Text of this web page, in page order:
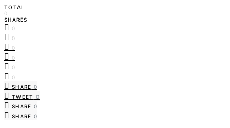
TOTAL
0
SHARES
0
0
0
0
0
0
SHARE 0
TWEET
0
SHARE 0
SHARE 0